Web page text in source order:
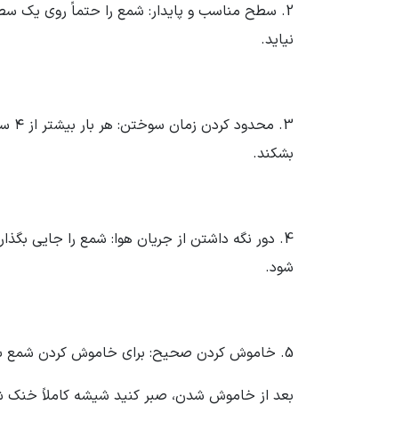
2. سطح مناسب و پایدار: شمع را حتماً روی یک
نیاید.
بشکند.
4. دور نگه داشتن از جریان هوا: شمع را جایی
شود.
5. خاموش کردن صحیح: برای خاموش کردن شمع به‌جای فوت کردن (که باعث پاشیدن موم می‌شود)، از شمع‌خاموش‌کن (
بعد از خاموش شدن، صبر کنید شیشه کاملاً خنک